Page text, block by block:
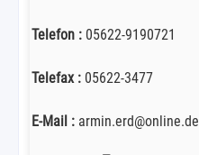
Telefon :05622-9190721
Telefax :05622-3477
E-Mail :armin.erd@online.de